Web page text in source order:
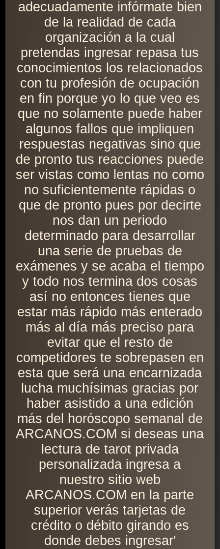
adecuadamente infórmate bien
de la realidad de cada
organización a la cual
pretendas ingresar repasa tus
conocimientos los relacionados
con tu profesión de ocupación
en fin porque yo lo que veo es
que no solamente puede haber
algunos fallos que impliquen
respuestas negativas sino que
de pronto tus reacciones puede
ser vistas como lentas no como
no suficientemente rápidas o
que de pronto pues por decirte
nos dan un periodo
determinado para desarrollar
una serie de pruebas de
exámenes y se acaba el tiempo
y todo nos termina dos cosas
así no entonces tienes que
estar más rápido más enterado
más al día más preciso para
evitar que el resto de
competidores te sobrepasen en
esta que será una encarnizada
lucha muchísimas gracias por
haber asistido a una edición
más del horóscopo semanal de
ARCANOS.COM si deseas una
lectura de tarot privada
personalizada ingresa a
nuestro sitio web
ARCANOS.COM en la parte
superior verás tarjetas de
crédito o débito girando es
donde debes ingresar'